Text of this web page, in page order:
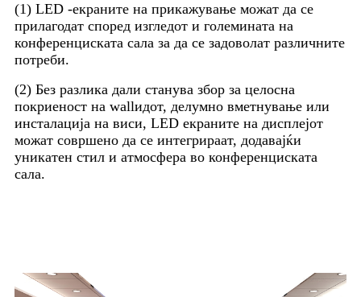
(1) LED -екраните на прикажување можат да се
прилагодат според изгледот и големината на
конференциската сала за да се задоволат различните
потреби.
(2) Без разлика дали станува збор за целосна
покриеност на wallидот, делумно вметнување или
инсталација на виси, LED екраните на дисплејот
можат совршено да се интегрираат, додавајќи
уникатен стил и атмосфера во конференциската
сала.